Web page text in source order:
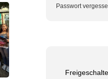
Passwort